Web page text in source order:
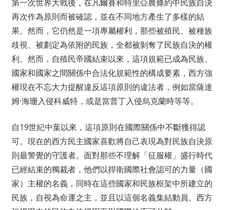
第一次世界大戰後，在凡爾賽和特里亞農條約中民族自決
再次作為原則而被確認，並在不同地方產生了多樣的結
果。然而，它仍然是一項專屬權利，那些被殖民、被種族
歧視、被劃定為依附的民族，全都被剝奪了民族自決的權
利。然而，自殖民帝國結束以來，這項規範已成為民族、
國家和國家之間關係中合法化規範性的構成要素，西方強
權現在不忘大力提醒違反這項原則的違法者，例如當薩達
姆·海珊入侵科威特，或是當普丁入侵烏克蘭時等等。
自19世紀中葉以來，這項原則在國際關係中不斷獲得認
可。現在的西方民主國家喜歡將自己表現為對民族自決原
則最警覺的守護者。面對那些不理解「征服權」盛行時代
已經結束的獨裁者，他們以捍衛國際社會認可的力量（國
家）主權的名義，同時在這些國家和民族框架中所建立的
民族，自視為命運之主，並且以這個名義集結動員。西方